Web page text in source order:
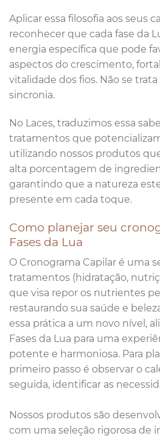
Aplicar essa filosofia aos seus
reconhecer que cada fase da
energia específica que pode
aspectos do crescimento,
vitalidade dos fios. Não se
sincronia.
No Laces, traduzimos essa
tratamentos que
utilizando nossos produtos
alta porcentagem de
garantindo que a natureza
presente em cada toque.
Como planejar seu
Fases da Lua
O Cronograma Capilar é uma
tratamentos (hidratação,
que visa repor os nutrientes
restaurando sua saúde e
essa prática a um novo nível,
Fases da Lua para uma
potente e harmoniosa. Para
primeiro passo é observar o
seguida, identificar as
Nossos produtos são
com uma seleção rigorosa de